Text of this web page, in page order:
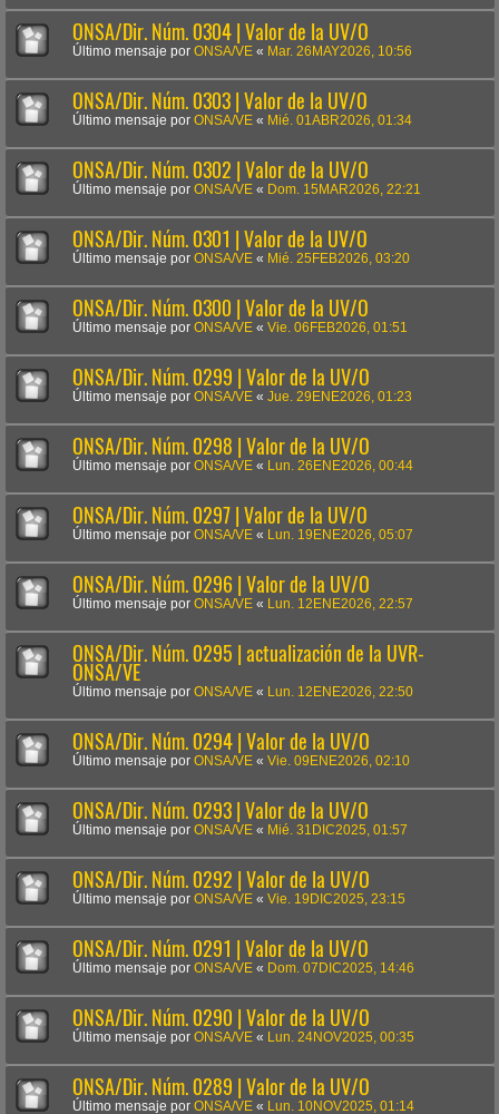
ONSA/Dir. Núm. 0304 | Valor de la UV/O
Último mensaje por ONSA/VE « Mar. 26MAY2026, 10:56
ONSA/Dir. Núm. 0303 | Valor de la UV/O
Último mensaje por ONSA/VE « Mié. 01ABR2026, 01:34
ONSA/Dir. Núm. 0302 | Valor de la UV/O
Último mensaje por ONSA/VE « Dom. 15MAR2026, 22:21
ONSA/Dir. Núm. 0301 | Valor de la UV/O
Último mensaje por ONSA/VE « Mié. 25FEB2026, 03:20
ONSA/Dir. Núm. 0300 | Valor de la UV/O
Último mensaje por ONSA/VE « Vie. 06FEB2026, 01:51
ONSA/Dir. Núm. 0299 | Valor de la UV/O
Último mensaje por ONSA/VE « Jue. 29ENE2026, 01:23
ONSA/Dir. Núm. 0298 | Valor de la UV/O
Último mensaje por ONSA/VE « Lun. 26ENE2026, 00:44
ONSA/Dir. Núm. 0297 | Valor de la UV/O
Último mensaje por ONSA/VE « Lun. 19ENE2026, 05:07
ONSA/Dir. Núm. 0296 | Valor de la UV/O
Último mensaje por ONSA/VE « Lun. 12ENE2026, 22:57
ONSA/Dir. Núm. 0295 | actualización de la UVR-
ONSA/VE
Último mensaje por ONSA/VE « Lun. 12ENE2026, 22:50
ONSA/Dir. Núm. 0294 | Valor de la UV/O
Último mensaje por ONSA/VE « Vie. 09ENE2026, 02:10
ONSA/Dir. Núm. 0293 | Valor de la UV/O
Último mensaje por ONSA/VE « Mié. 31DIC2025, 01:57
ONSA/Dir. Núm. 0292 | Valor de la UV/O
Último mensaje por ONSA/VE « Vie. 19DIC2025, 23:15
ONSA/Dir. Núm. 0291 | Valor de la UV/O
Último mensaje por ONSA/VE « Dom. 07DIC2025, 14:46
ONSA/Dir. Núm. 0290 | Valor de la UV/O
Último mensaje por ONSA/VE « Lun. 24NOV2025, 00:35
ONSA/Dir. Núm. 0289 | Valor de la UV/O
Último mensaje por ONSA/VE « Lun. 10NOV2025, 01:14